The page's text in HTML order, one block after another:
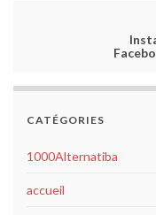
CATÉGORIES
1000Alternatiba
accueil